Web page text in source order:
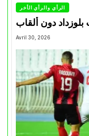
الرأي والرأي الأخر
بلوزداد دون ألقاب
Avril 30, 2026